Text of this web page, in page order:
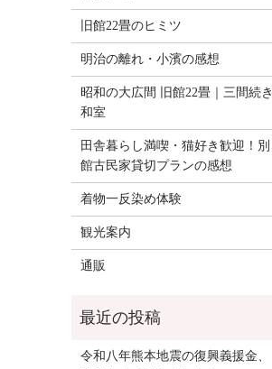
旧館22畳のヒミツ
明治の離れ・小濱の感想
昭和の大広間 旧館22畳｜三間続き
和室
田舎暮らし満喫・猫好き歓迎！別
館古民家貸切プランの感想
着物一反染め体験
観光案内
通販
令和八年熊本地震の復興義援金、